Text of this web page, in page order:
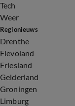
Tech
Weer
Regionieuws
Drenthe
Flevoland
Friesland
Gelderland
Groningen
Limburg